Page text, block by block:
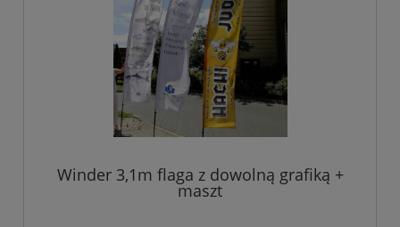
Winder 3,1m flaga z dowolną grafiką +
maszt